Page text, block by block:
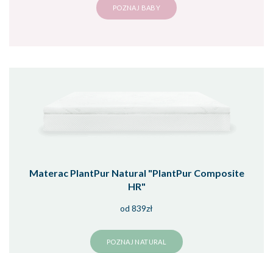
POZNAJ BABY
Materac PlantPur Natural "PlantPur Composite
HR"
od 839zł
POZNAJ NATURAL